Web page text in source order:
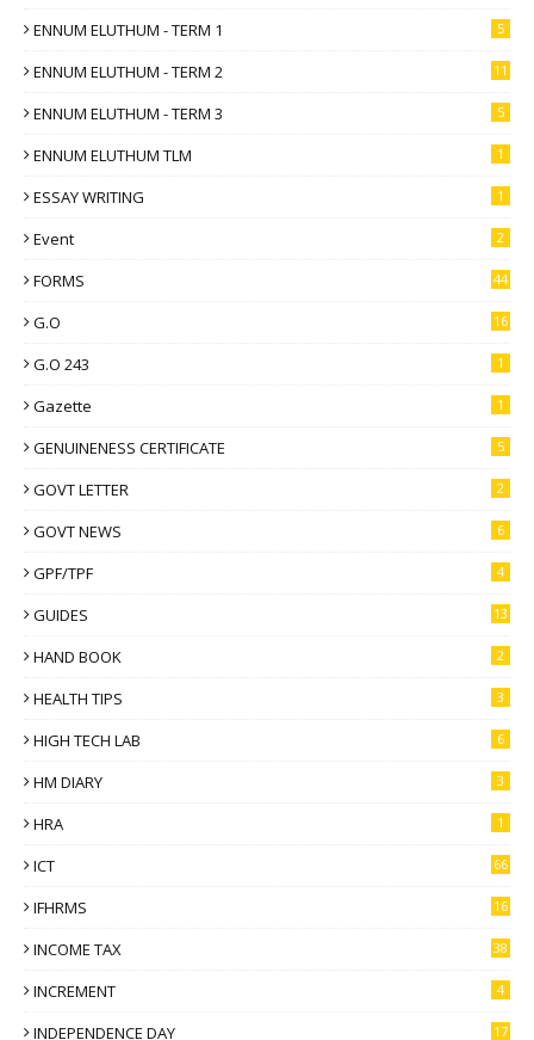
ENNUM ELUTHUM - TERM 1 5
ENNUM ELUTHUM - TERM 2 11
ENNUM ELUTHUM - TERM 3 5
ENNUM ELUTHUM TLM 1
ESSAY WRITING 1
Event 2
FORMS 44
G.O 16
G.O 243 1
Gazette 1
GENUINENESS CERTIFICATE 5
GOVT LETTER 2
GOVT NEWS 6
GPF/TPF 4
GUIDES 13
HAND BOOK 2
HEALTH TIPS 3
HIGH TECH LAB 6
HM DIARY 3
HRA 1
ICT 66
IFHRMS 16
INCOME TAX 38
INCREMENT 4
INDEPENDENCE DAY 17